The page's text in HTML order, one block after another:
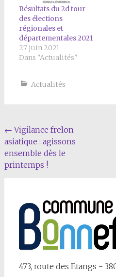
Résultats du 2d tour
des élections
régionales et
départementales 2021
27 juin 2021
Dans "Actualités"
Actualités
Navigation
Article
← Vigilance frelon
asiatique : agissons
ensemble dès le
printemps !
473, route des Etangs -